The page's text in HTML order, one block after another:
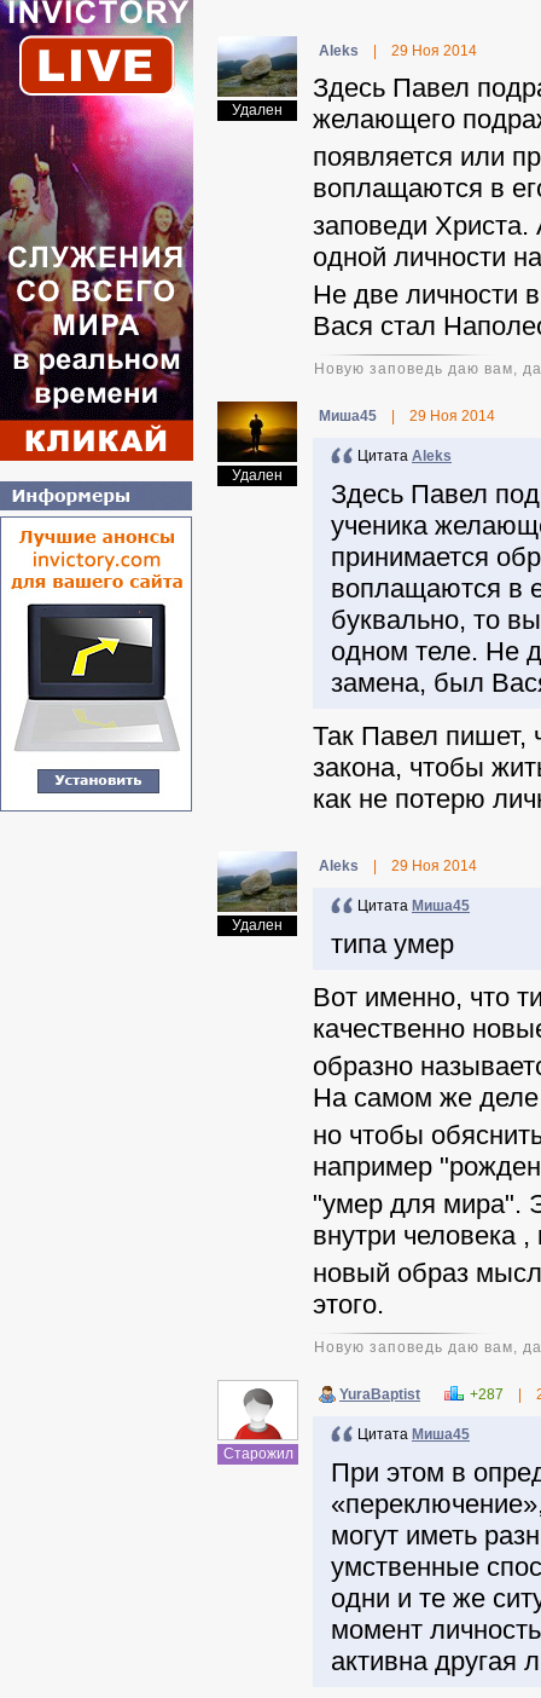
Удален
Aleks 29 Ноя 2014
Здесь Павел
желающего
появляется или
воплащаются в
заповеди
одной личности
Не две личности
Вася стал
Новую заповедь даю вам,
Удален
Миша45 29 Ноя 2014
Цитата Aleks
Здесь Павел
ученика
принимается
воплащаются в
буквально, то
одном теле. Не
замена, был
Так Павел пишет,
закона, чтобы
как не потерю
Удален
Aleks 29 Ноя 2014
Цитата Миша45
типа умер
Вот именно, что
качественно
образно
На самом же деле
но чтобы
например
"умер для мира".
внутри человека
новый образ
этого.
Новую заповедь даю вам,
Старожил
YuraBaptist +287
Цитата Миша45
При этом в
могут иметь
умственные
одни и те же
момент
активна другая